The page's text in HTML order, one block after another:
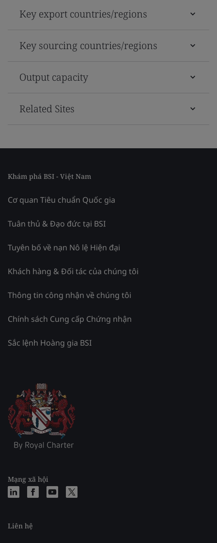
Key export countries/regions
Key sourcing countries/regions
Output capacity
Related Sites
Khám phá BSI - Việt Nam
Cơ quan Tiêu chuẩn Quốc gia
Tuân thủ & Đạo đức tại BSI
Tuyên bố về nạn Nô lệ Hiện đại
Khách hàng & Đối tác của chúng tôi
Thông tin công nhận về chúng tôi
Chính sách Cung cấp Chứng nhận
Sắc lệnh Hoàng gia BSI
Mạng xã hội
Liên hệ